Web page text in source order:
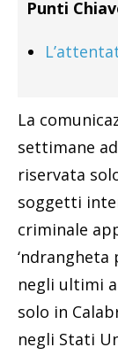
Punti
La
settimane
riservata
soggetti
criminale
negli ultimi
solo in
negli Stati